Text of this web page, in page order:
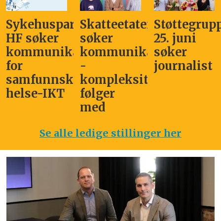
Sykehuspartner
HF søker
kommunikasjonssjef
for
samfunnskritisk
helse-IKT
Skatteetaten
søker
kommunikasjonsleder
-
kompleksitet
følger
med
25. juni
søker
journalist
Se alle ledige stillinger her